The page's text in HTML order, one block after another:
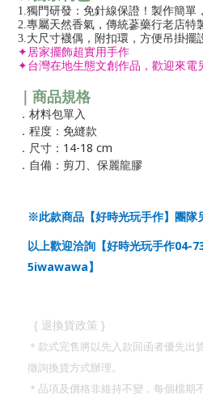
1.獨門研發：免針線保證！製作簡單
2.專屬天然香氣，傳統蔘藥行老店特
3.大尺寸襪偶，附扣環，方便吊掛擺
✦居家擺飾超實用手作
✦台灣在地生態文創作品， 歡迎來電
｜商品規格
． 材料包單入
．程度：免縫款
． 尺寸： 14-18 cm
． 自備：剪刀、保麗龍膠
※此款商品【好時光玩手作】團隊
以上歡迎洽詢【好時光玩手作04-
5iwawawa 】
{ 退換貨政策 }
＊款式完售將以先入款回函者優先出
徵詢換貨方式辦理。
＊品項及價格非維持不變，每個檔期